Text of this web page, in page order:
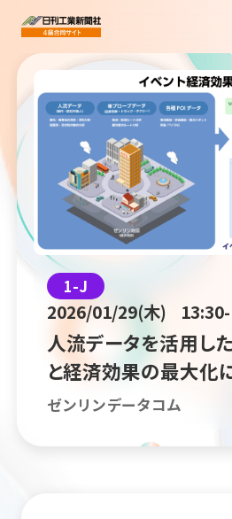
1-J
2026/01/29(木)
⼈流データを活⽤し
と経済効果の最⼤化
ゼンリンデータコム